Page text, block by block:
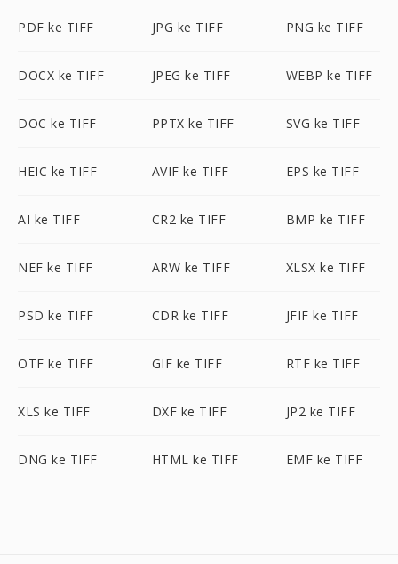
PDF ke TIFF JPG ke TIFF PNG ke TIFF
DOCX ke TIFF JPEG ke TIFF WEBP ke TIFF
DOC ke TIFF PPTX ke TIFF SVG ke TIFF
HEIC ke TIFF AVIF ke TIFF EPS ke TIFF
AI ke TIFF CR2 ke TIFF BMP ke TIFF
NEF ke TIFF ARW ke TIFF XLSX ke TIFF
PSD ke TIFF CDR ke TIFF JFIF ke TIFF
OTF ke TIFF GIF ke TIFF RTF ke TIFF
XLS ke TIFF DXF ke TIFF JP2 ke TIFF
DNG ke TIFF HTML ke TIFF EMF ke TIFF